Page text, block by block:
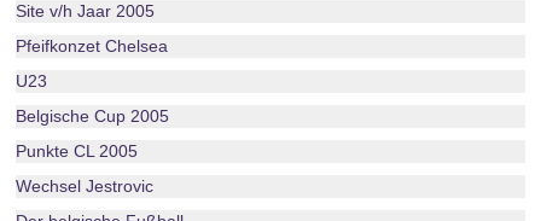
Site v/h Jaar 2005
Pfeifkonzet Chelsea
U23
Belgische Cup 2005
Punkte CL 2005
Wechsel Jestrovic